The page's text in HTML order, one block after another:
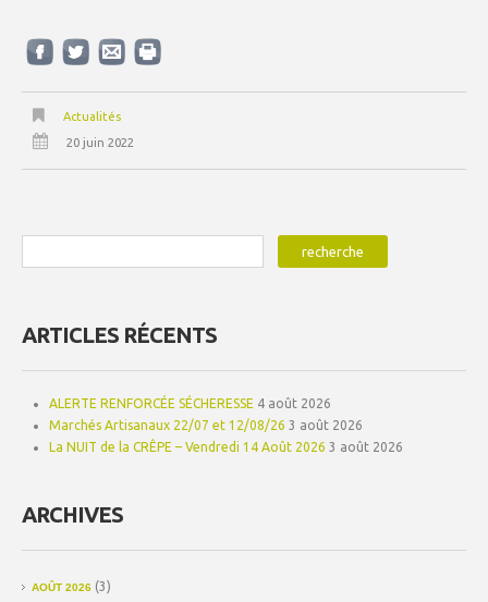
Actualités
20 juin 2022
ARTICLES RÉCENTS
ALERTE RENFORCÉE SÉCHERESSE 4 août 2026
Marchés Artisanaux 22/07 et 12/08/26 3 août 2026
La NUIT de la CRÊPE – Vendredi 14 Août 2026 3 août 2026
ARCHIVES
AOÛT 2026 (3)